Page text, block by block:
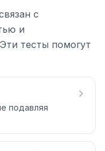
с
и
тесты помогут
подавляя